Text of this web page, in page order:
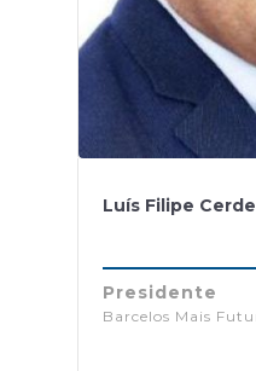
Luís Filipe
Presidente
Barcelos Mais